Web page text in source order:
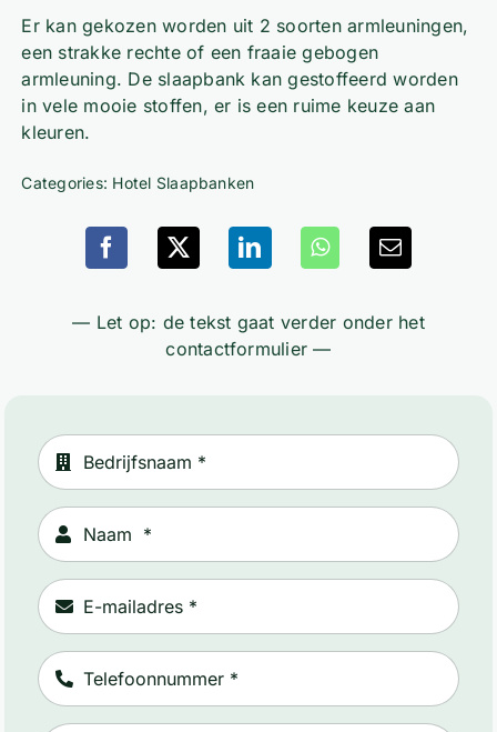
Er kan gekozen worden uit 2 soorten armleuningen,
een strakke rechte of een fraaie gebogen
armleuning. De slaapbank kan gestoffeerd worden
in vele mooie stoffen, er is een ruime keuze aan
kleuren.
Categories: Hotel Slaapbanken
— Let op: de tekst gaat verder onder het
contactformulier —